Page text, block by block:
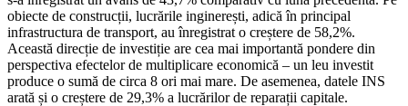
obiecte de construcții, lucrările inginerești, adică în principal
infrastructura de transport, au înregistrat o creștere de 58,2%.
Această direcție de investiție are cea mai importantă pondere din
perspectiva efectelor de multiplicare economică – un leu investit
produce o sumă de circa 8 ori mai mare. De asemenea, datele INS
arată și o creștere de 29,3% a lucrărilor de reparații capitale.